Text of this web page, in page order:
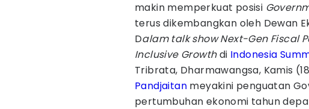
makin memperkuat posisi
terus dikembangkan oleh Dewan
Dalam talk show Next-Gen Fiscal
Inclusive Growthdi Indonesia
Tribrata, Dharmawangsa, Kamis
Pandjaitan meyakini penguatan
pertumbuhan ekonomi tahun